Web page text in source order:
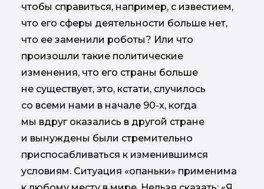
чтобы справиться, например, с известием,
что его сферы деятельности больше нет,
что ее заменили роботы? Или что
произошли такие политические
изменения, что его страны больше
не существует, это, кстати, случилось
со всеми нами в начале 90-х, когда
мы вдруг оказались в другой стране
и вынуждены были стремительно
приспосабливаться к изменившимся
условиям. Ситуация «опаньки» применима